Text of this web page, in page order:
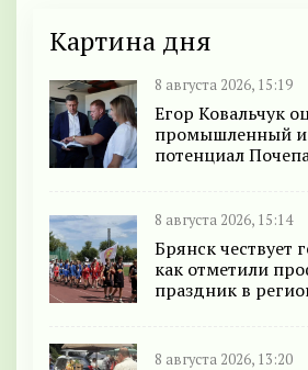
Картина дня
8 августа 2026, 15:19
Егор Ковальчук
промышленный и
потенциал
8 августа 2026, 15:14
Брянск чествует
как отметили
праздник в
8 августа 2026, 13:20